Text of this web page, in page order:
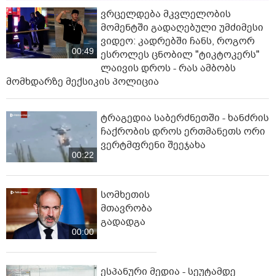
00:49
ვრცელდება მკვლელობის
მომენტში გადაღებული უმძიმესი
ვიდეო: კადრებში ჩანს, როგორ
ესროლეს ცნობილ "ტიკტოკერს"
ლაივის დროს - რას ამბობს
მომხდარზე მექსიკის პოლიცია
00:22
ტრაგედია საბერძნეთში - ხანძრის
ჩაქრობის დროს ერთმანეთს ორი
ვერტმფრენი შეეჯახა
00:00
სომხეთის
მთავრობა
გადადგა
ესპანური მედია - სეუტამდე